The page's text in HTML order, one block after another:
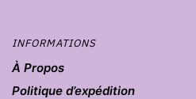
INFORMATIONS
À Propos
Politique d’expédition